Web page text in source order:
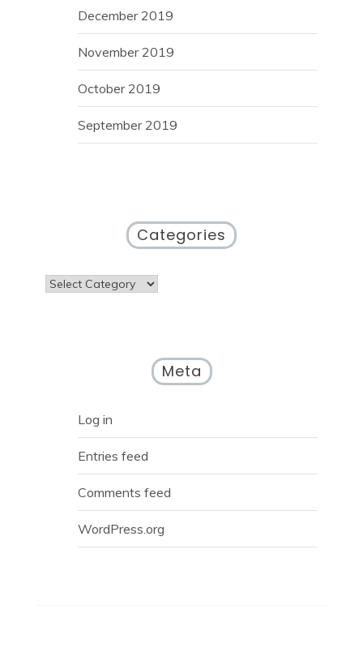
December 2019
November 2019
October 2019
September 2019
Categories
Categories
Meta
Log in
Entries feed
Comments feed
WordPress.org